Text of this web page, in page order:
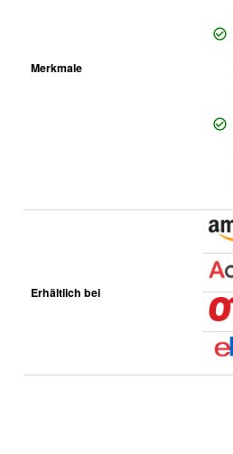
Merkmale
Erhältlich bei